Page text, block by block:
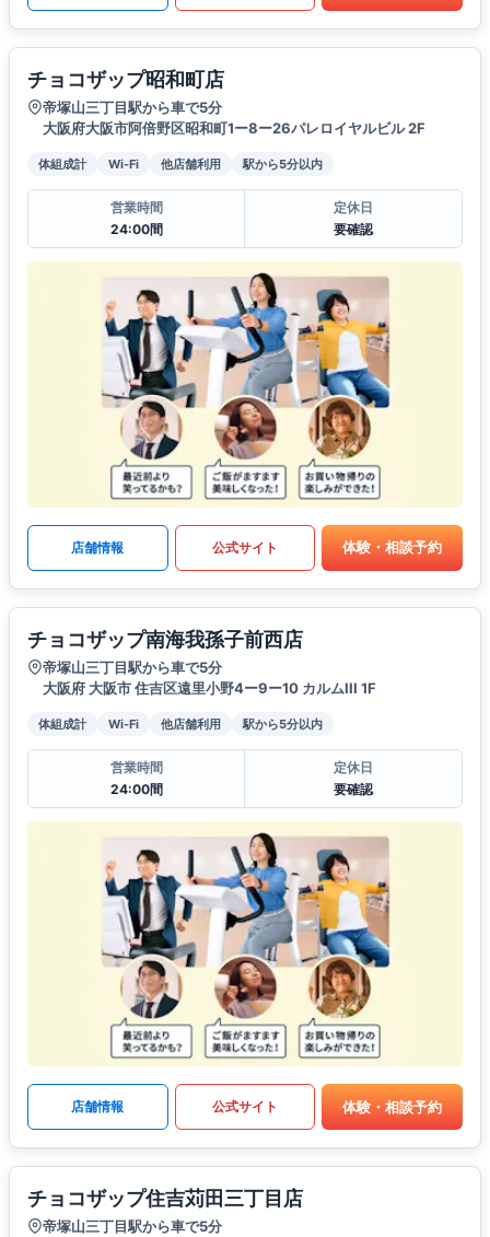
チョコザップ昭和町店
帝塚山三丁目駅から車で5分
大阪府大阪市阿倍野区昭和町1ー8ー26パレロイヤルビル 2F
体組成計 Wi-Fi 他店舗利用 駅から5分以内
営業時間
24:00間
定休日
要確認
店舗情報 公式サイト 体験・相談予約
チョコザップ南海我孫子前西店
帝塚山三丁目駅から車で5分
大阪府 大阪市 住吉区遠里小野4ー9ー10 カルムIII 1F
体組成計 Wi-Fi 他店舗利用 駅から5分以内
営業時間
24:00間
定休日
要確認
店舗情報 公式サイト 体験・相談予約
チョコザップ住吉苅田三丁目店
帝塚山三丁目駅から車で5分